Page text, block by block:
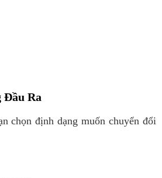
Đầu Ra
chọn định dạng muốn chuyển đổi